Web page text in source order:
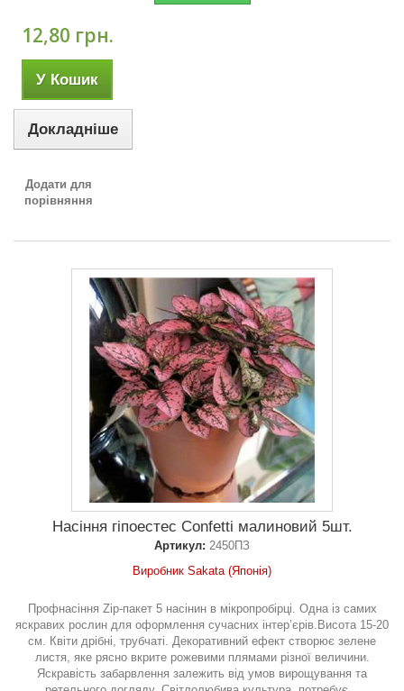
12,80 грн.
У Кошик
Докладніше
Додати для
порівняння
Насіння гіпоестес Confetti малиновий 5шт.
Артикул: 2450ПЗ
Виробник Sakata (Японія)
Профнасіння Zip-пакет 5 насінин в мікропробірці. Одна із самих
яскравих рослин для оформлення сучасних інтер’єрів.Висота 15-20
см. Квіти дрібні, трубчаті. Декоративний ефект створює зелене
листя, яке рясно вкрите рожевими плямами різної величини.
Яскравість забарвлення залежить від умов вирощування та